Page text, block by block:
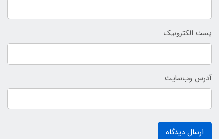
پست الکترونیک
آدرس وب‌سایت
ارسال دیدگاه